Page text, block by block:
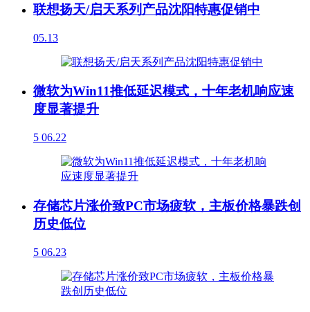
联想扬天/启天系列产品沈阳特惠促销中
05.13
微软为Win11推低延迟模式，十年老机响应速
度显著提升
5 06.22
存储芯片涨价致PC市场疲软，主板价格暴跌创
历史低位
5 06.23